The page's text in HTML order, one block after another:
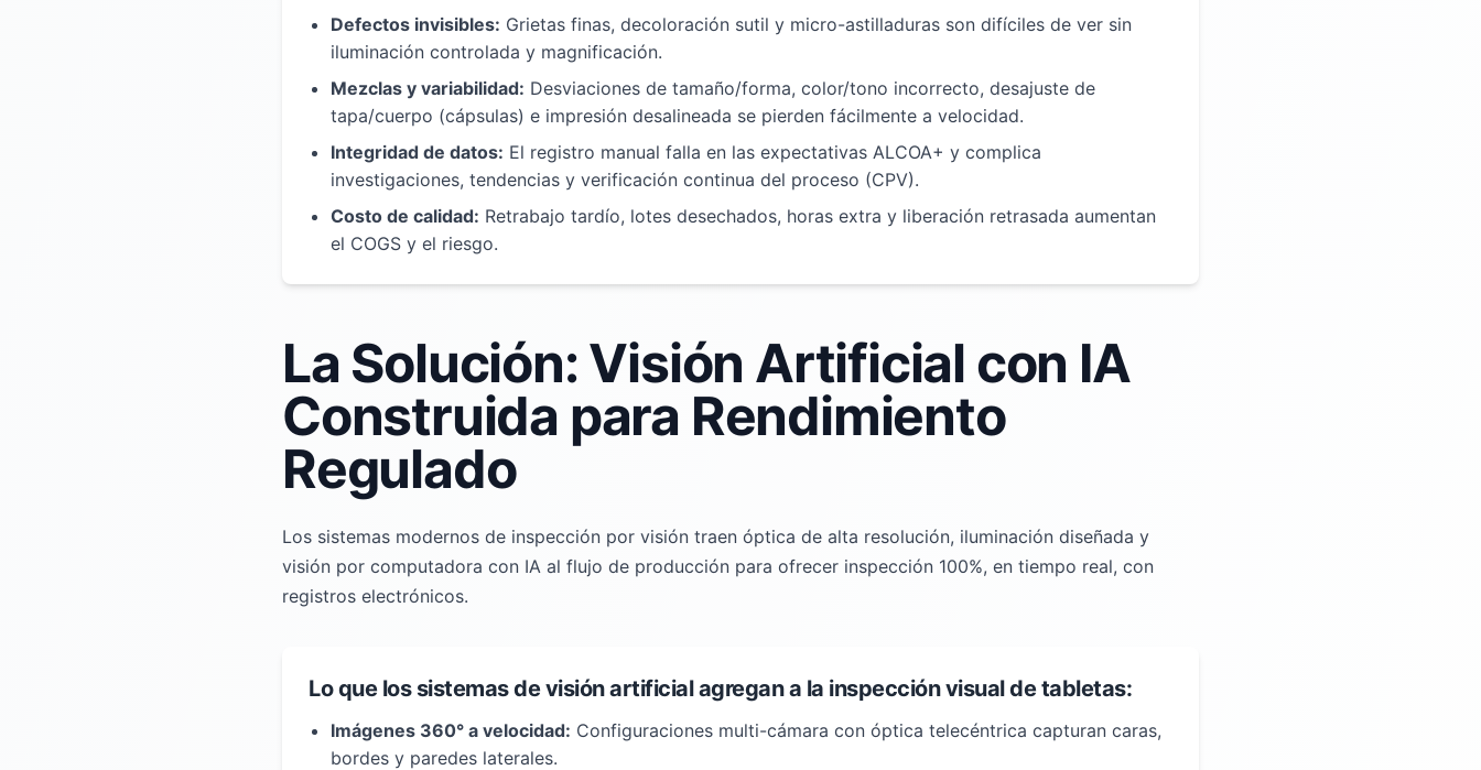
Defectos invisibles: Grietas finas, decoloración sutil y micro-astilladuras son difíciles de ver sin
iluminación controlada y magnificación.
Mezclas y variabilidad: Desviaciones de tamaño/forma, color/tono incorrecto, desajuste de
tapa/cuerpo (cápsulas) e impresión desalineada se pierden fácilmente a velocidad.
Integridad de datos: El registro manual falla en las expectativas ALCOA+ y complica
investigaciones, tendencias y verificación continua del proceso (CPV).
Costo de calidad: Retrabajo tardío, lotes desechados, horas extra y liberación retrasada aumentan
el COGS y el riesgo.
La Solución: Visión Artificial con IA
Construida para Rendimiento
Regulado
Los sistemas modernos de inspección por visión traen óptica de alta resolución, iluminación diseñada y
visión por computadora con IA al flujo de producción para ofrecer inspección 100%, en tiempo real, con
registros electrónicos.
Lo que los sistemas de visión artificial agregan a la inspección visual de tabletas:
Imágenes 360° a velocidad: Configuraciones multi-cámara con óptica telecéntrica capturan caras,
bordes y paredes laterales.